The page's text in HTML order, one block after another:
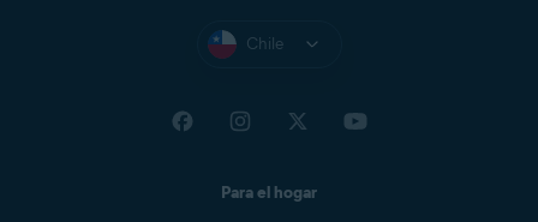
Chile
Para el hogar